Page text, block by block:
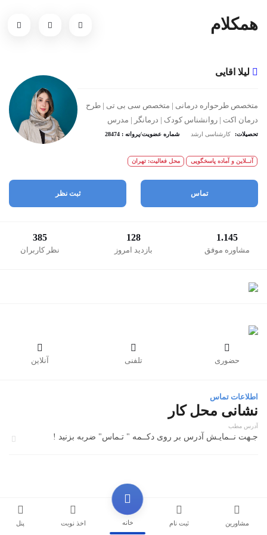
مشاورین ثبت نام خانه اخذ نوبت پنل
همکلام
لیلا اقایی
متخصص طرحواره درمانی | متخصص سی بی تی | طرح
درمان اکت | روانشناس کودک | درمانگر | مدرس
تحصیلات: کارشناسی ارشد شماره عضویت/پروانه : 28474
آنــلاین و آماده پاسخگویی محل فعالیت: تهران
تماس ثبت نظر
1.145
مشاوره موفق
128
بازدید امروز
385
نظر کاربران

حضوری

تلفنی

آنلاین
اطلاعات تماس
نشانی محل کار
آدرس مطب
جـهت نــمایـش آدرس بر روی دکــمه " تـماس" ضربه بزنید !